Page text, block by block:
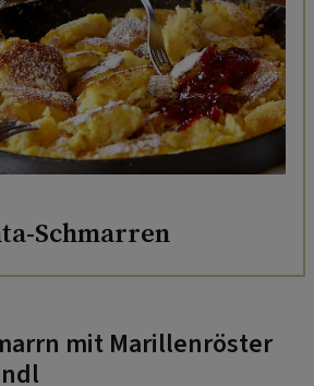
Schmarren
mit Marillenröster